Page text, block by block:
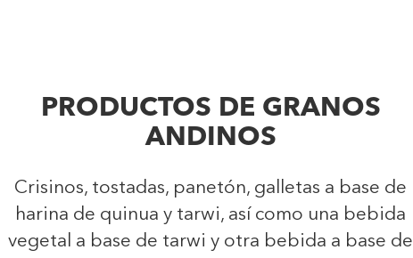
PRODUCTOS DE GRANOS
ANDINOS
Crisinos, tostadas, panetón, galletas a base de
harina de quinua y tarwi, así como una bebida
vegetal a base de tarwi y otra bebida a base de